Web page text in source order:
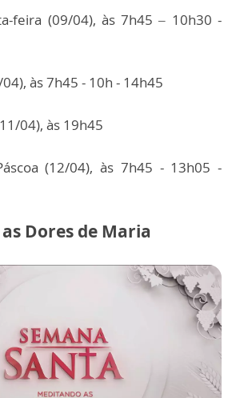
feira (09/04), às 7h45 – 10h30 -
às 7h45 - 10h - 14h45
04), às 19h45
(12/04), às 7h45 - 13h05 -
Dores de Maria